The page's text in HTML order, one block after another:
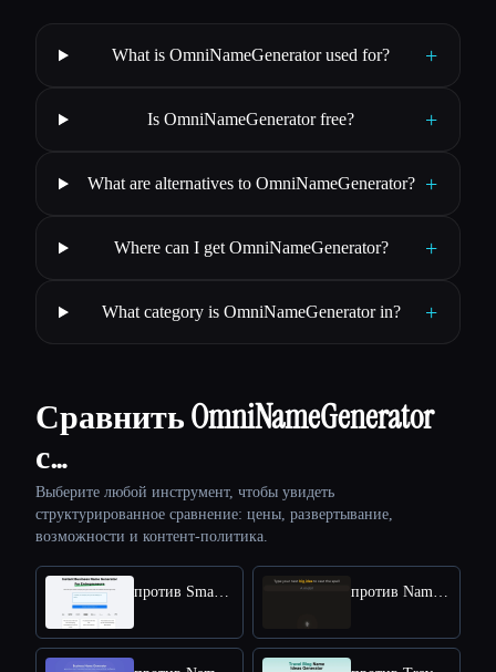
What is OmniNameGenerator used for? +
Is OmniNameGenerator free? +
What are alternatives to OmniNameGenerator? +
Where can I get OmniNameGenerator? +
What category is OmniNameGenerator in? +
Сравнить OmniNameGenerator
с…
Выберите любой инструмент, чтобы увидеть
структурированное сравнение: цены, развертывание,
возможности и контент-политика.
против Smarty Names против Namewizard